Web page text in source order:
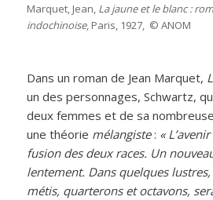
Marquet, Jean, La jaune et le blanc :
indochinoise, Paris, 1927, © ANOM
Dans un roman de Jean Marquet,
un des personnages, Schwartz,
deux femmes et de sa
une théorie mélangiste: «
fusion des deux races. Un
lentement. Dans quelques lustres,
métis, quarterons et octavons,